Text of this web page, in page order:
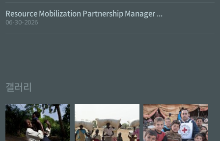
Resource Mobilization Partnership Manager ...
06-30-2026
갤러리